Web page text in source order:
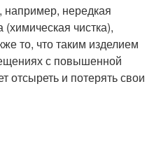
нередкая
чистка),
то, что таким изделием
с повышенной
отсыреть и потерять свои